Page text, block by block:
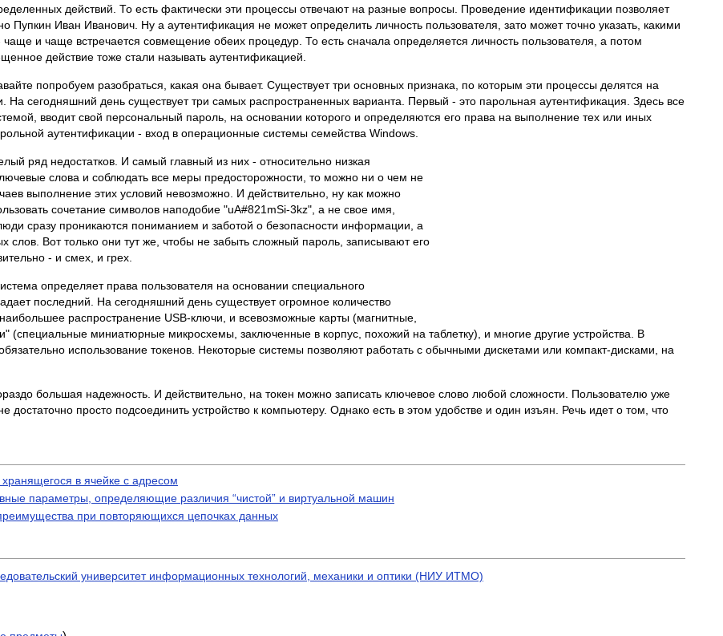
действий. То есть фактически эти процессы отвечают на разные вопросы. Проведение идентификации позволяет
Пупкин Иван Иванович. Ну а аутентификация не может определить личность пользователя, зато может точно указать, какими
и чаще встречается совмещение обеих процедур. То есть сначала определяется личность пользователя, а потом
действие тоже стали называть аутентификацией.
попробуем разобраться, какая она бывает. Существует три основных признака, по которым эти процессы делятся на
На сегодняшний день существует три самых распространенных варианта. Первый - это парольная аутентификация. Здесь все
вводит свой персональный пароль, на основании которого и определяются его права на выполнение тех или иных
аутентификации - вход в операционные системы семейства Windows.
ряд недостатков. И самый главный из них - относительно низкая
слова и соблюдать все меры предосторожности, то можно ни о чем не
выполнение этих условий невозможно. И действительно, ну как можно
сочетание символов наподобие "uA#821mSi-3kz", а не свое имя,
сразу проникаются пониманием и заботой о безопасности информации, а
Вот только они тут же, чтобы не забыть сложный пароль, записывают его
- и смех, и грех.
определяет права пользователя на основании специального
последний. На сегодняшний день существует огромное количество
распространение USB-ключи, и всевозможные карты (магнитные,
(специальные миниатюрные микросхемы, заключенные в корпус, похожий на таблетку), и многие другие устройства. В
использование токенов. Некоторые системы позволяют работать с обычными дискетами или компакт-дисками, на
большая надежность. И действительно, на токен можно записать ключевое слово любой сложности. Пользователю уже
достаточно просто подсоединить устройство к компьютеру. Однако есть в этом удобстве и один изъян. Речь идет о том, что
в ячейке с адресом
параметры, определяющие различия “чистой” и виртуальной машин
при повторяющихся цепочках данных
университет информационных технологий, механики и оптики (НИУ ИТМО)